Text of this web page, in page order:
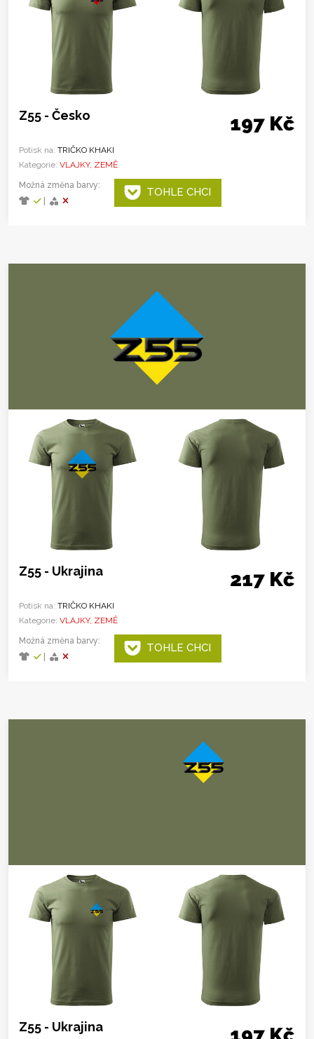
Z55 - Česko 197 Kč
Potisk na: TRIČKO KHAKI
Kategorie: VLAJKY, ZEMĚ
Možná změna barvy:
TOHLE CHCI
Z55 - Ukrajina 217 Kč
Potisk na: TRIČKO KHAKI
Kategorie: VLAJKY, ZEMĚ
Možná změna barvy:
TOHLE CHCI
Z55 - Ukrajina